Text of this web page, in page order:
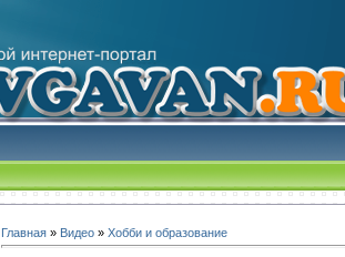
Главная » Видео » Хобби и образование